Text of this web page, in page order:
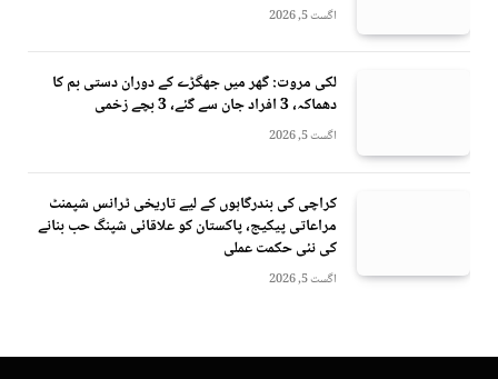
اگست 5, 2026
لکی مروت: گھر میں جھگڑے کے دوران دستی بم کا
دھماکہ، 3 افراد جان سے گئے، 3 بچے زخمی
اگست 5, 2026
کراچی کی بندرگاہوں کے لیے تاریخی ٹرانس شپمنٹ
مراعاتی پیکیج، پاکستان کو علاقائی شپنگ حب بنانے
کی نئی حکمت عملی
اگست 5, 2026